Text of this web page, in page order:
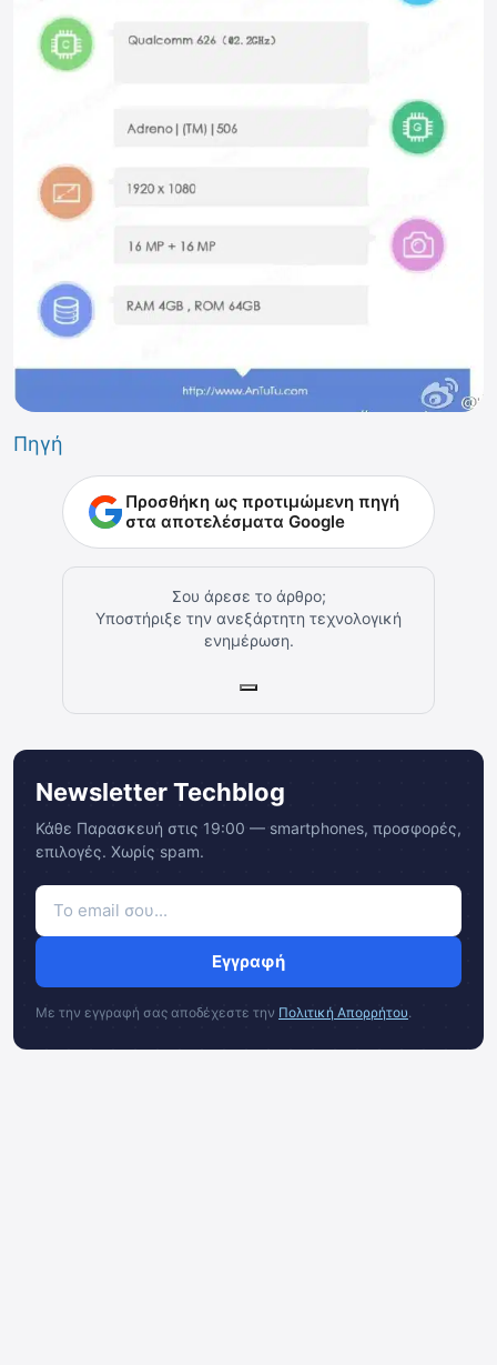
Πηγή
Προσθήκη ως προτιμώμενη πηγή
στα αποτελέσματα Google
Σου άρεσε το άρθρο;
Υποστήριξε την ανεξάρτητη τεχνολογική
ενημέρωση.
Newsletter Techblog
Κάθε Παρασκευή στις 19:00 — smartphones, προσφορές,
επιλογές. Χωρίς spam.
Εγγραφή
Με την εγγραφή σας αποδέχεστε την Πολιτική Απορρήτου.